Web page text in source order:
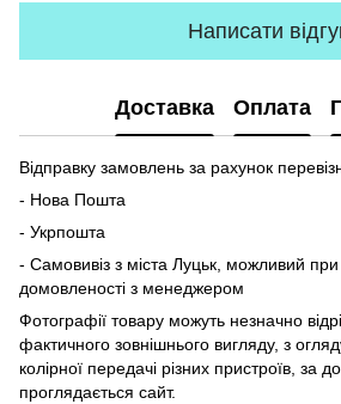
Написати
Доставка Оплата
Відправку замовлень за рахунок
- Нова Пошта
- Укрпошта
- Самовивіз з міста Луцьк, можливий
домовленості з менеджером
Фотографії товару можуть незначно
фактичного зовнішнього вигляду, з
колірної передачі різних пристроїв, за
проглядається сайт.